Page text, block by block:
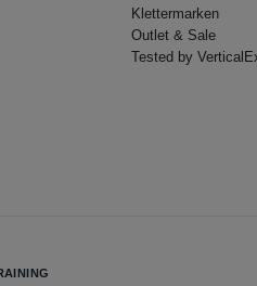
Klettermarken
Outlet & Sale
Tested by